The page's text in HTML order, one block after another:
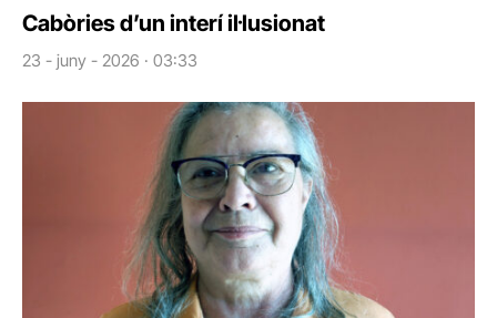
Cabòries d’un interí il·lusionat
23 - juny - 2026 · 03:33